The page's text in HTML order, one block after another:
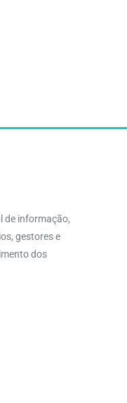
de informação,
gestores e
dos